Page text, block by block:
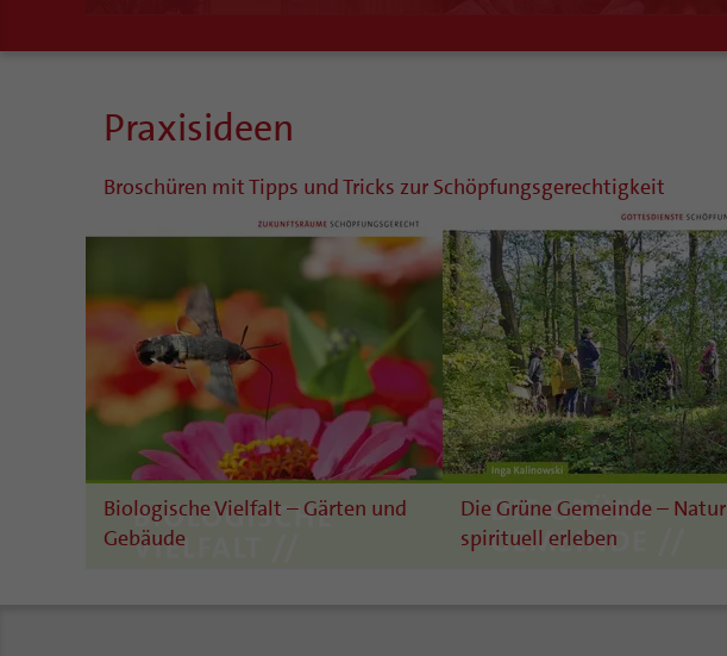
Praxisideen
Broschüren mit Tipps und Tricks zur Schöpfungsgerechtigkeit
Biologische Vielfalt – Gärten und
Gebäude
Die Grüne Gemeinde – Natur
spirituell erleben